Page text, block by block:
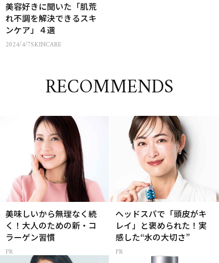
美容好きに聞いた「肌荒
れ不調を解決できるスキ
ンケア」４選
2024/4/7SKINCARE
RECOMMENDS
美味しいから無理なく続
く！大人のための新・コ
ラーゲン習慣
ヘッドスパで「頭皮がキ
レイ」と褒められた！実
感した“水の大切さ”